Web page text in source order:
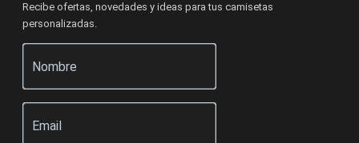
Recibe ofertas, novedades y ideas para tus camisetas
personalizadas.